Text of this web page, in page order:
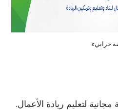
حرابيء
لتعليم ريادة الأعمال.